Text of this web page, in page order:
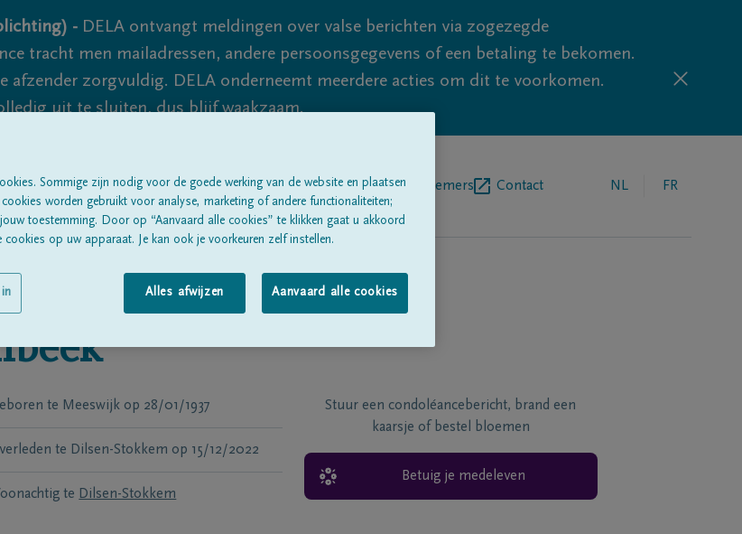
- DELA ontvangt meldingen over valse berichten via zogezegde
tracht men mailadressen, andere persoonsgegevens of een betaling te bekomen.
zorgvuldig. DELA onderneemt meerdere acties om dit te voorkomen.
uit te sluiten, dus blijf waakzaam.
Alle rouwberichtenOver onsBegrafenisondernemers Contact NL FR
te Meeswijk op 28/01/1937
te Dilsen-Stokkem op 15/12/2022
te Dilsen-Stokkem
Stuur een condoléancebericht, brand een
kaarsje of bestel bloemen
Betuig je medeleven
Sommige zijn nodig voor de goede werking van de website en plaatsen
worden gebruikt voor analyse, marketing of andere functionaliteiten;
toestemming. Door op “Aanvaard alle cookies” te klikken gaat u akkoord
op uw apparaat. Je kan ook je voorkeuren zelf instellen.
Alles afwijzen Aanvaard alle cookies